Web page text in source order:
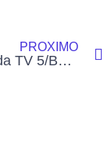
PRÓXIMO
Repórter da TV 5/Bandeirantes sofre acidente de trânsito e está em estado grave no PS de Rio Branco